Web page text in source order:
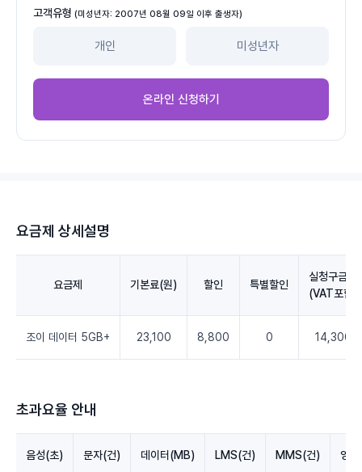
고객유형 (미성년자: 2007년 08월 09일 이후 출생자)
개인 미성년자
온라인 신청하기
요금제 상세설명
요금제 기본료(원) 할인 특별할인
실청구금액
(VAT포함)
조이 데이터 5GB+ 23,100 8,800 0 14,300
초과요율 안내
음성(초) 문자(건) 데이터(MB) LMS(건) MMS(건) 영